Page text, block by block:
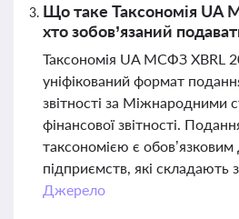
Що таке Таксономія UA
хто зобов’язаний
Таксономія UA МСФЗ XBRL
уніфікований формат
звітності за Міжнародними
фінансової звітності.
таксономією є обов’язковим
підприємств, які складають
Джерело